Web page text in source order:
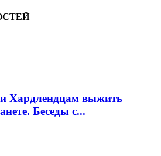
Хардлендцам выжить
Беседы с...